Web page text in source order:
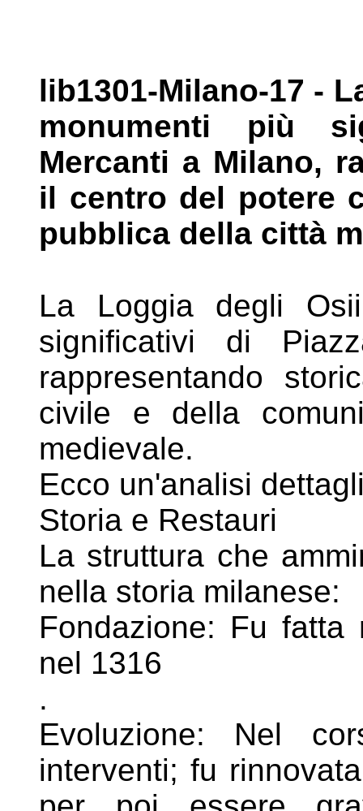
lib1301-Milano-17 -
monumenti più
Mercanti a Milano,
il centro del potere
pubblica della città
La Loggia degli
significativi di
rappresentando
civile e della
medievale.
Ecco un'analisi
Storia e Restauri
La struttura che
nella storia milanese:
Fondazione: Fu fatta
nel 1316
.
Evoluzione: Nel
interventi; fu